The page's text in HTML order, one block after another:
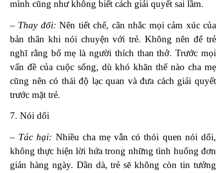
mình cũng như không biết cách giải quyết sai lầm.
– Thay đổi:Nên tiết chế, cân nhắc mọi cảm xúc của
bản thân khi nói chuyện với trẻ. Không nên để trẻ
nghĩ rằng bố mẹ là người thích than thở. Trước mọi
vấn đề của cuộc sống, dù khó khăn thế nào cha mẹ
cũng nên có thái độ lạc quan và đưa cách giải quyết
trước mặt trẻ.
7. Nói dối
– Tác hại: Nhiều cha mẹ vẫn có thói quen nói dối,
không thực hiện lời hứa trong những tình huống đơn
giản hàng ngày. Dần dà, trẻ sẽ không còn tin tưởng